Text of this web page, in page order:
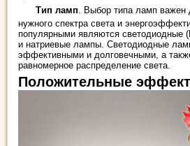
Тип ламп . Выбор типа ламп важен
нужного спектра света и
популярными являются светодиодные
и натриевые лампы. Светодиодные
эффективными и долговечными, а
равномерное распределение света.
Положительные